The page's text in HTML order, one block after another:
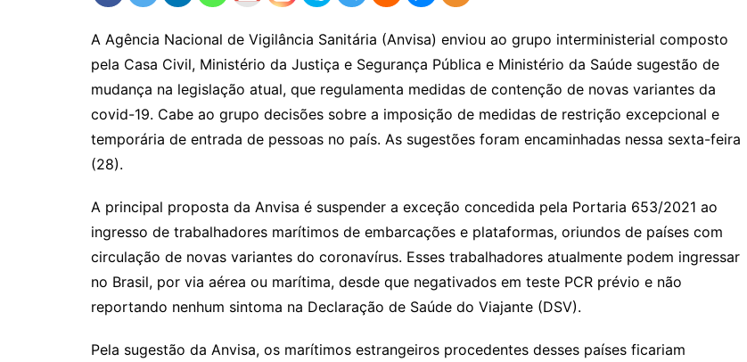
A Agência Nacional de Vigilância Sanitária (Anvisa) enviou ao grupo interministerial composto
pela Casa Civil, Ministério da Justiça e Segurança Pública e Ministério da Saúde sugestão de
mudança na legislação atual, que regulamenta medidas de contenção de novas variantes da
covid-19. Cabe ao grupo decisões sobre a imposição de medidas de restrição excepcional e
temporária de entrada de pessoas no país. As sugestões foram encaminhadas nessa sexta-feira
(28).
A principal proposta da Anvisa é suspender a exceção concedida pela Portaria 653/2021 ao
ingresso de trabalhadores marítimos de embarcações e plataformas, oriundos de países com
circulação de novas variantes do coronavírus. Esses trabalhadores atualmente podem ingressar
no Brasil, por via aérea ou marítima, desde que negativados em teste PCR prévio e não
reportando nenhum sintoma na Declaração de Saúde do Viajante (DSV).
Pela sugestão da Anvisa, os marítimos estrangeiros procedentes desses países ficariam